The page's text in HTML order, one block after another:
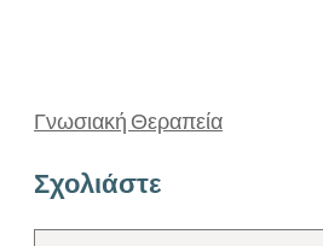
Γνωσιακή Θεραπεία
Σχολιάστε